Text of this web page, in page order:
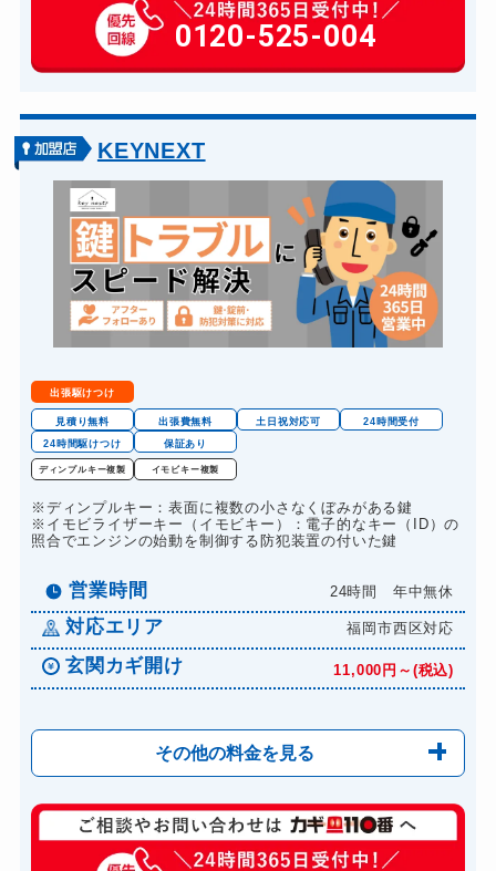
玄関カギ作成 14,300円～(税込)
玄関カギ交換 14,300円～(税込)
バイクカギ開け
バイクカギ作成 16,500円～(税込)
スーツケースカギ開け 8,800円～(税込)
金庫カギ開け 14,300円～(税込)
金庫カギ交換 11,000円～(税込)
ロッカーカギ開け 8,800円～(税込)
ドアノブカギ開け
ドアノブカギ作成 8,800円～(税込)
ドアノブカギ交換
0120-525-004
KEYNEXT
出張駆けつけ
見積り無料 出張費無料 土日祝対応可
24時間受付
24時間駆けつけ
保証あり
ディンプルキー複製 イモビキー複製
※ディンプルキー：表面に複数の小さなくぼみがある鍵
※イモビライザーキー（イモビキー）：電子的なキー（ID）の
照合でエンジンの始動を制御する防犯装置の付いた鍵
営業時間 24時間 年中無休
対応エリア 福岡市西区対応
玄関カギ開け 11,000円～(税込)
その他の料金を見る
玄関カギ修理 6,600円～(税込)